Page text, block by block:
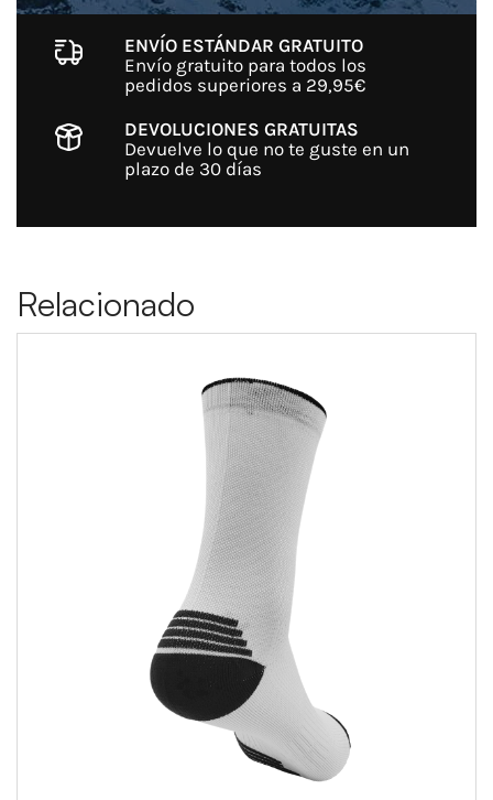
ENVÍO ESTÁNDAR GRATUITO
Envío gratuito para todos los
pedidos superiores a 29,95€
DEVOLUCIONES GRATUITAS
Devuelve lo que no te guste en un
plazo de 30 días
Relacionado